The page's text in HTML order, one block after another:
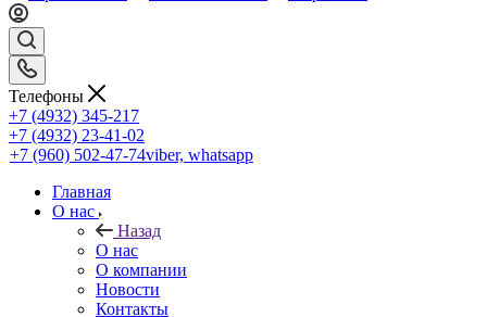
Телефоны
+7 (4932) 345-217
+7 (4932) 23-41-02
+7 (960) 502-47-74viber, whatsapp
Главная
О нас
Назад
О нас
О компании
Новости
Контакты